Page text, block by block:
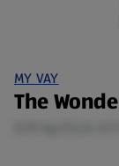
MY VAY
The